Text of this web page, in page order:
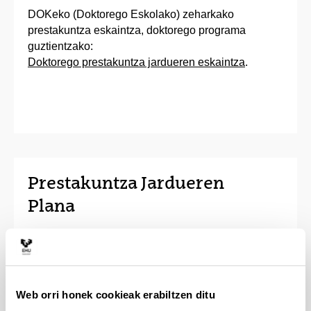
Web orri honek cookieak erabiltzen ditu
DOKeko (Doktorego Eskolako) zeharkako
prestakuntza eskaintza, doktorego programa
guztientzako:
Doktorego prestakuntza jardueren eskaintza.
Prestakuntza Jardueren
Plana
Prestakuntza plana